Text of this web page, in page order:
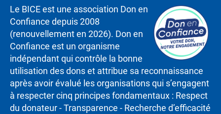
Le BICE est une association Don en
Confiance depuis 2008
(renouvellement en 2026). Don en
Confiance est un organisme
indépendant qui contrôle la bonne
utilisation des dons et attribue sa reconnaissance
après avoir évalué les organisations qui s’engagent
à respecter cinq principes fondamentaux : Respect
du donateur - Transparence - Recherche d’efficacité